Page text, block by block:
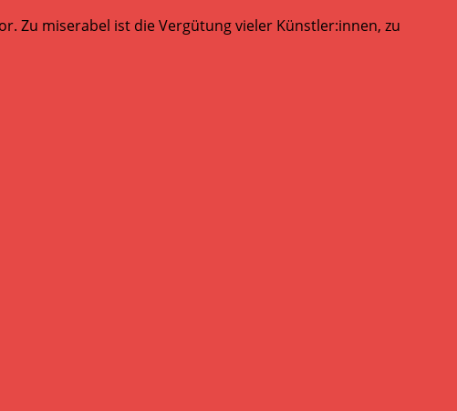
Zu miserabel ist die Vergütung vieler Künstler:innen, zu